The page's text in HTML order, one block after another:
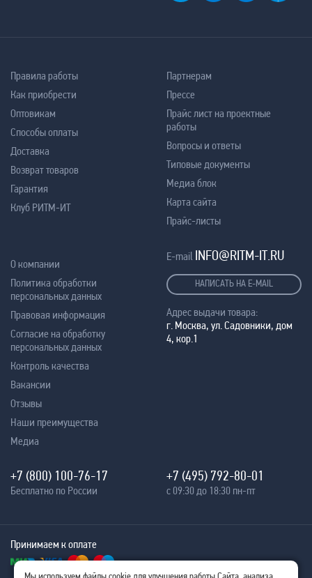
Правила работы
Как приобрести
Оптовикам
Способы оплаты
Доставка
Возврат товаров
Гарантия
Клуб РИТМ-ИТ
Партнерам
Прессе
Прайс лист на проектные
работы
Вопросы и ответы
Типовые документы
Медиа блок
Карта сайта
Прайс-листы
О компании
Политика обработки
персональных данных
Правовая информация
Согласие на обработку
персональных данных
Контроль качества
Вакансии
Отзывы
Наши преимущества
Медиа
E-mail INFO@RITM-IT.RU
НАПИСАТЬ НА E-MAIL
Адрес выдачи товара:
г. Москва, ул. Садовники, дом
4, кор.1
+7 (800) 100-76-17
Бесплатно по России
+7 (495) 792-80-01
с 09:30 до 18:30 пн-пт
Принимаем к оплате